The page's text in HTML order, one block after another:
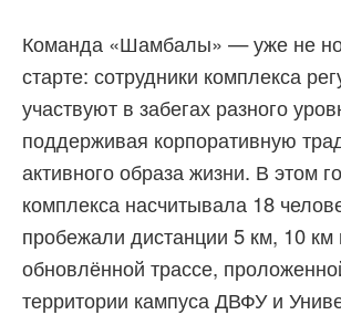
Команда «Шамбалы» — уже не
старте: сотрудники комплекса
участвуют в забегах разного
поддерживая корпоративную
активного образа жизни. В этом
комплекса насчитывала 18
пробежали дистанции 5 км, 10 км
обновлённой трассе,
территории кампуса ДВФУ и